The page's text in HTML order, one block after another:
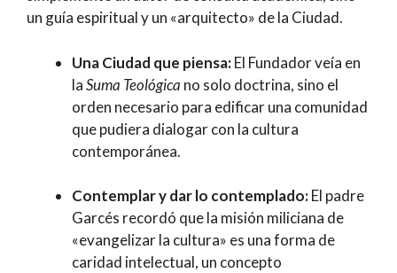
un guía espiritual y un «arquitecto» de la Ciudad.
Una Ciudad que piensa:El Fundador veía en
laSuma Teológica no solo doctrina, sino el
orden necesario para edificar una comunidad
que pudiera dialogar con la cultura
contemporánea.
Contemplar y dar lo contemplado:El padre
Garcés recordó que la misión miliciana de
«evangelizar la cultura» es una forma de
caridad intelectual, un concepto